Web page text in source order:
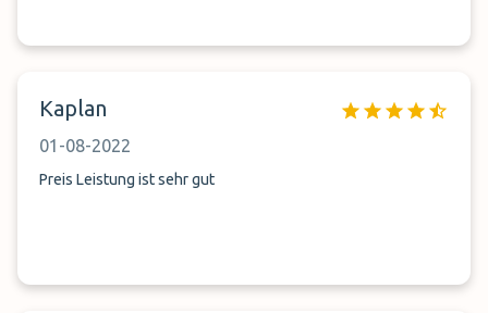
Kaplan
01-08-2022
Preis Leistung ist sehr gut